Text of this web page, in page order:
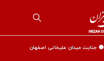
🟡 جنایت میدان علیخانی اصفهان